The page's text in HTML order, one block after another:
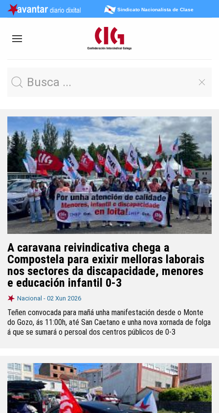
Sindicato Nacionalista de Clase
A caravana reivindicativa chega a
Compostela para exixir melloras laborais
nos sectores da discapacidade, menores
e educación infantil 0-3
Nacional - 02 Xun 2026
Teñen convocada para mañá unha manifestación desde o Monte
do Gozo, ás 11:00h, até San Caetano e unha nova xornada de folga
á que se sumará o persoal dos centros públicos de 0-3